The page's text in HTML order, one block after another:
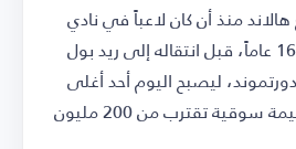
هالاند منذ أن كان لاعباً في نادي
مولده النرويجي بعمر 16 عاماً، قبل انتقاله إلى ريد بول
ليصبح اليوم أحد أغلى
اللاعبين في العالم بقيمة سوقية تقترب من 200 مليون